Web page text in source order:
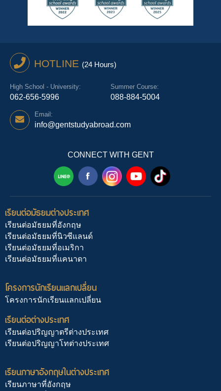
HOTLINE (24 Hours)
High School - University:
062-656-5996
Summer Course:
088-884-5004
Email:
info@gentstudyabroad.com
CONNECT WITH GENT
เรียนต่อมัธยมต่างประเทศ
เรียนต่อมัธยมที่อังกฤษ
เรียนต่อมัธยมที่นิวซีแลนด์
เรียนต่อมัธยมที่อเมริกา
เรียนต่อมัธยมที่แคนาดา
โครงการนักเรียนแลกเปลี่ยน
โครงการนักเรียนแลกเปลี่ยน
เรียนต่อต่างประเทศ
เรียนต่อปริญญาตรีต่างประเทศ
เรียนต่อปริญญาโทต่างประเทศ
เรียนภาษาอังกฤษในต่างประเทศ
เรียนภาษาที่อังกฤษ